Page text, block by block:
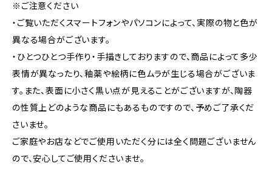
※ご注意ください
・ご覧いただくスマートフォンやパソコンによって、実際の物と色が
異なる場合がございます。
・ひとつひとつ手作り・手描きしておりますので、商品によって多少
表情が異なったり、釉薬や絵柄に色ムラが生じる場合がございま
す。また、表面に小さく黒い点が見えることがございますが、陶器
の性質上どのような商品にもあるものですので、​予めご了承くだ
さいませ。
ご家庭やお店などでご使用いただく分には全く問題ございません
ので、安心してご使用くださいませ。